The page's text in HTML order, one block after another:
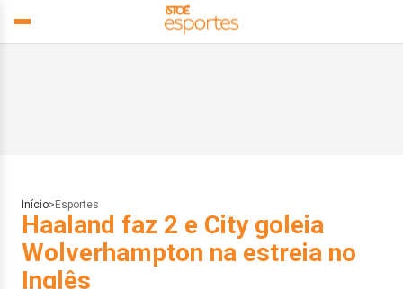
Início> Esportes
Haaland faz 2 e City goleia
Wolverhampton na estreia no
Inglês